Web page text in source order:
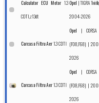
Calculator ECU Motor1.3
CDTI,z13dt
Opel |TIGRA
2004-2026
Carcasa Filtru Aer1.3 CDTI
Opel |
(F08,F68) |
2026
Carcasa Filtru Aer1.3 CDTI
Opel |
(F08,F68) |
2026